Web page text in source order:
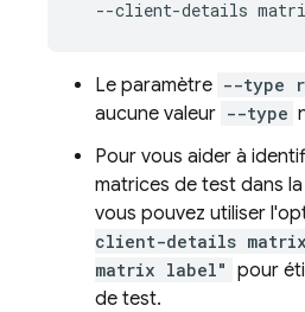
Le paramètre --type
aucune valeur --type
Pour vous aider à
matrices de test dans
vous pouvez utiliser
client-details
matrix label" pour
de test.